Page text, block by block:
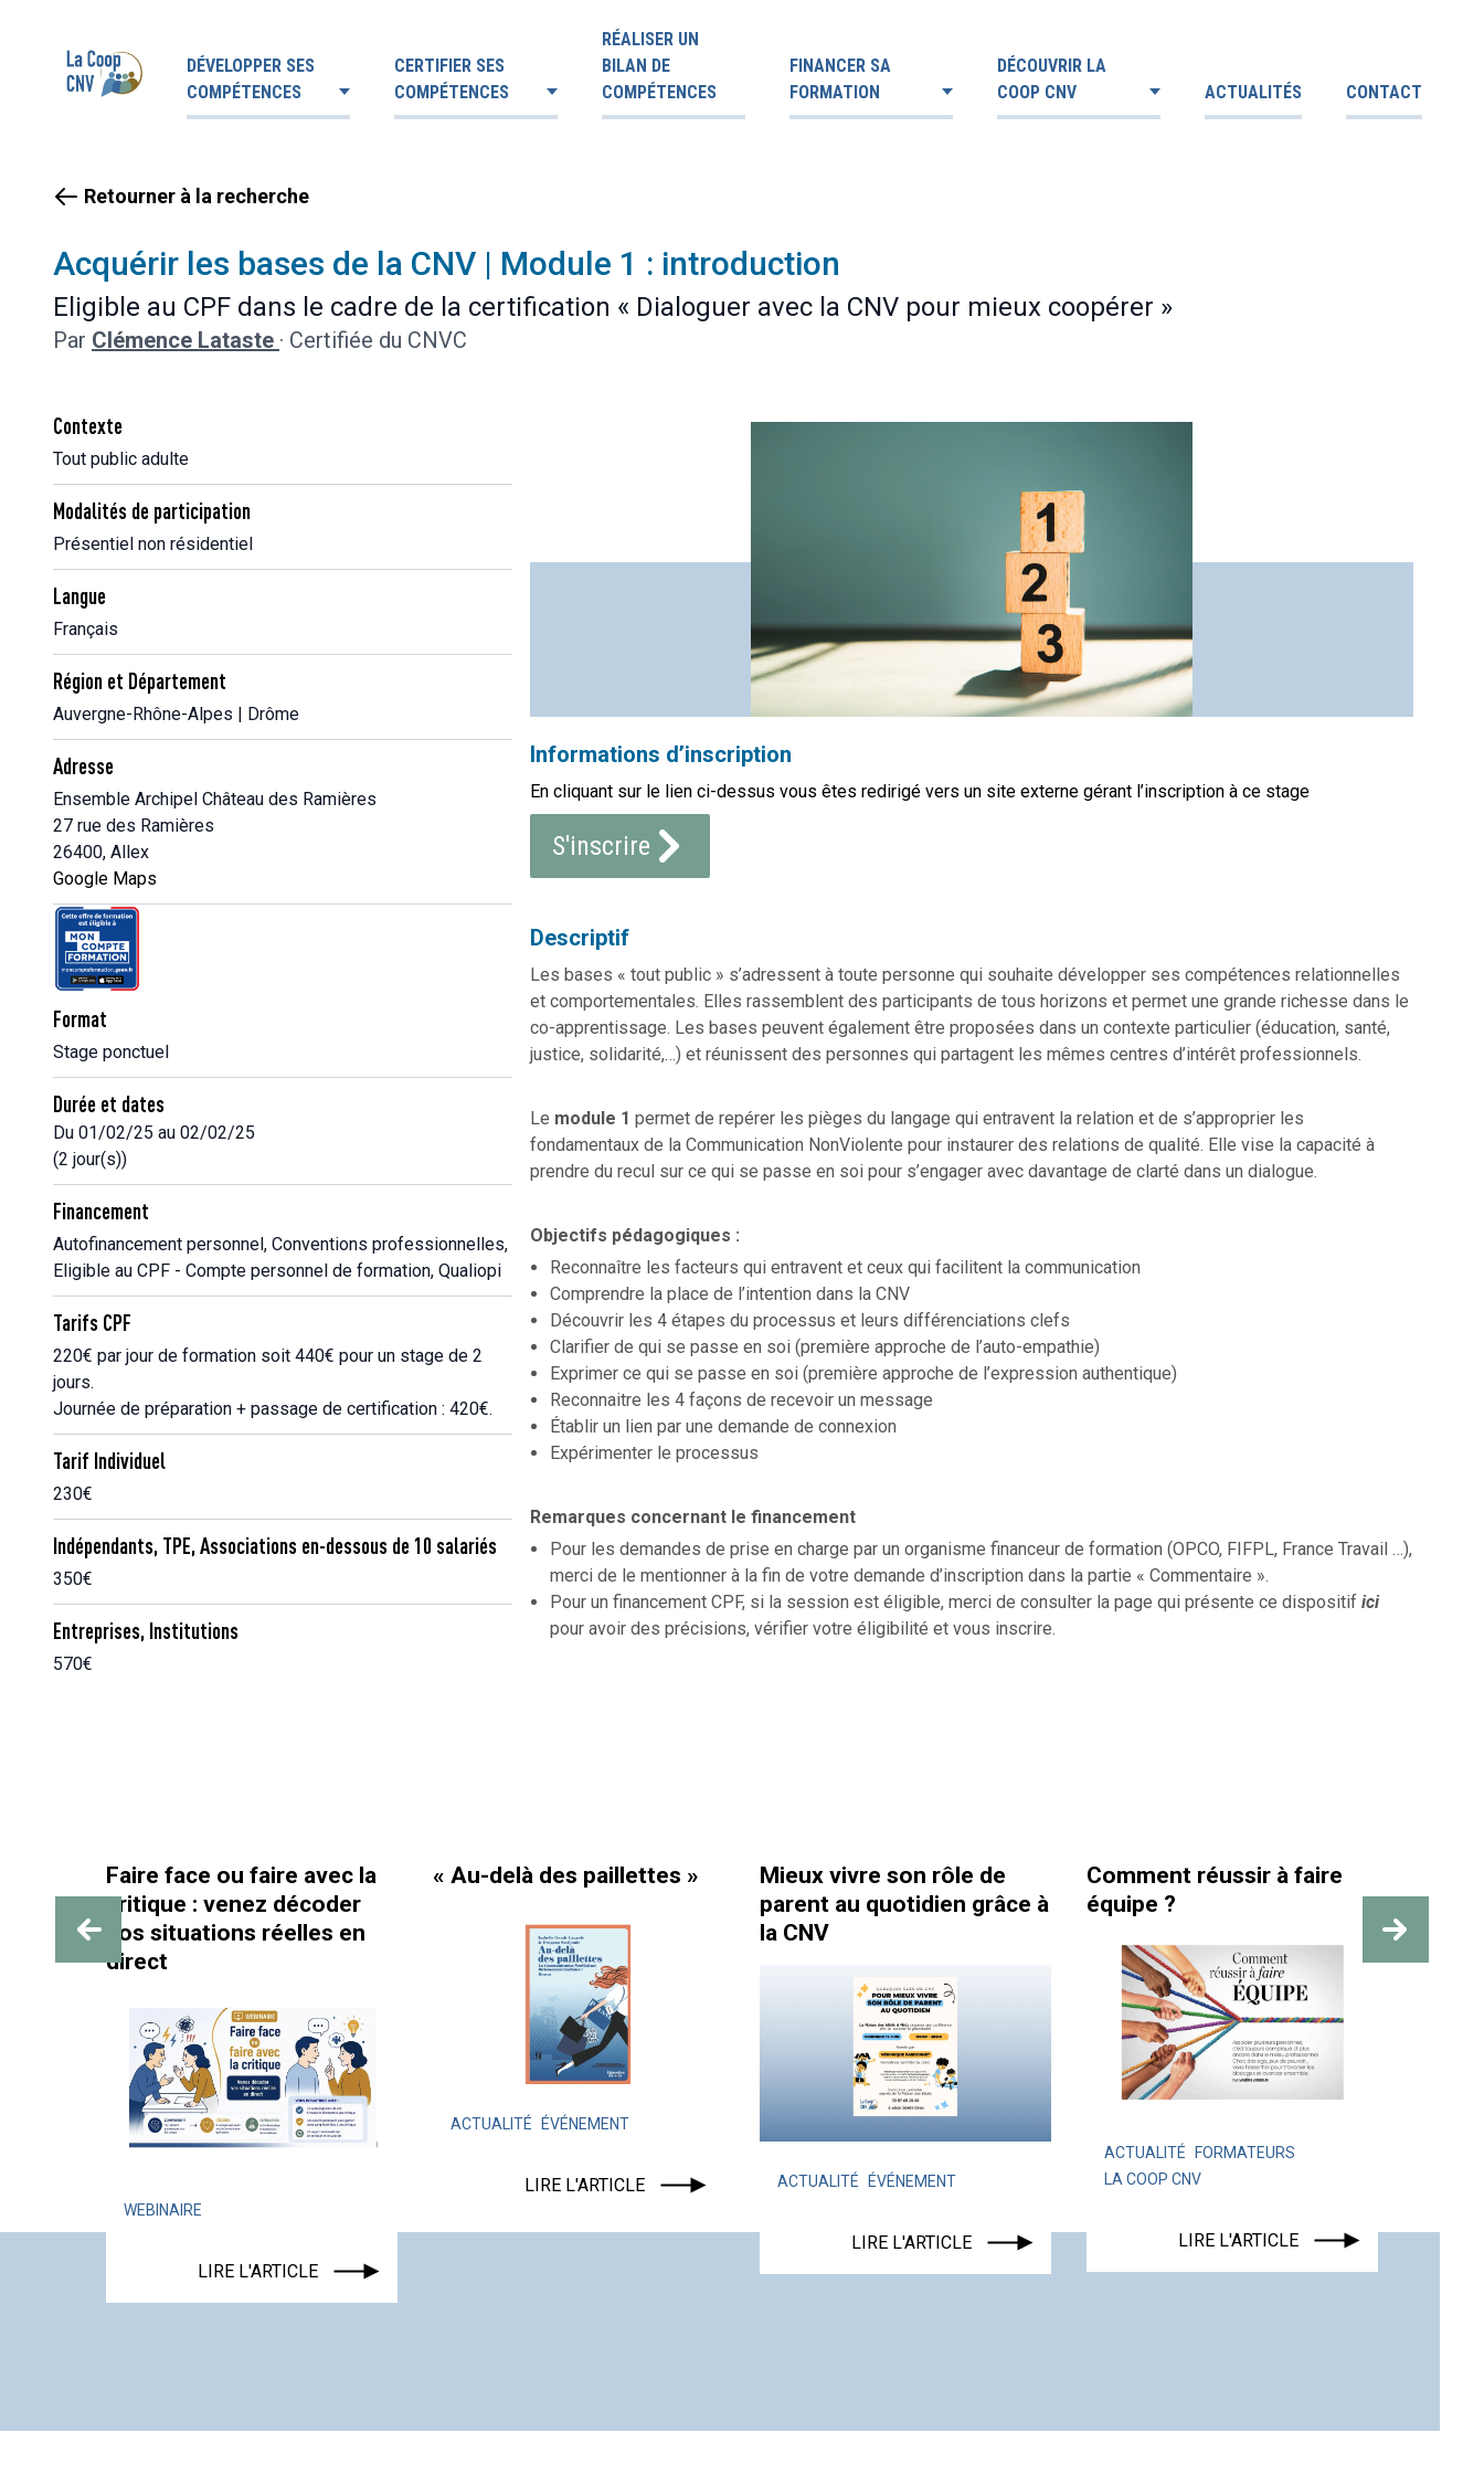
DÉVELOPPER SES
COMPÉTENCES
CERTIFIER SES
COMPÉTENCES
RÉALISER UN
BILAN DE
COMPÉTENCES
FINANCER SA
FORMATION
DÉCOUVRIR LA
COOP CNV
ACTUALITÉS CONTACT
Retourner à la recherche
Acquérir les bases de la CNV | Module 1 : introduction
Eligible au CPF dans le cadre de la certification « Dialoguer avec la CNV pour mieux coopérer »
Par Clémence Lataste · Certifiée du CNVC
Contexte
Tout public adulte
Modalités de participation
Présentiel non résidentiel
Langue
Français
Région et Département
Auvergne-Rhône-Alpes | Drôme
Adresse
Ensemble Archipel Château des Ramières
27 rue des Ramières
26400, Allex
Google Maps
Format
Stage ponctuel
Durée et dates
Du 01/02/25 au 02/02/25
(2 jour(s))
Financement
Autofinancement personnel, Conventions professionnelles,
Eligible au CPF - Compte personnel de formation, Qualiopi
Tarifs CPF
220€ par jour de formation soit 440€ pour un stage de 2
jours.
Journée de préparation + passage de certification : 420€.
Tarif Individuel
230€
Indépendants, TPE, Associations en-dessous de 10 salariés
350€
Entreprises, Institutions
570€
Informations d’inscription
En cliquant sur le lien ci-dessus vous êtes redirigé vers un site externe gérant l’inscription à ce stage
S'inscrire
Descriptif
Les bases « tout public » s’adressent à toute personne qui souhaite développer ses compétences relationnelles
et comportementales. Elles rassemblent des participants de tous horizons et permet une grande richesse dans le
co-apprentissage. Les bases peuvent également être proposées dans un contexte particulier (éducation, santé,
justice, solidarité,…) et réunissent des personnes qui partagent les mêmes centres d’intérêt professionnels.
Le module 1 permet de repérer les pièges du langage qui entravent la relation et de s’approprier les
fondamentaux de la Communication NonViolente pour instaurer des relations de qualité. Elle vise la capacité à
prendre du recul sur ce qui se passe en soi pour s’engager avec davantage de clarté dans un dialogue.
Objectifs pédagogiques :
Reconnaître les facteurs qui entravent et ceux qui facilitent la communication
Comprendre la place de l’intention dans la CNV
Découvrir les 4 étapes du processus et leurs différenciations clefs
Clarifier de qui se passe en soi (première approche de l’auto-empathie)
Exprimer ce qui se passe en soi (première approche de l’expression authentique)
Reconnaitre les 4 façons de recevoir un message
Établir un lien par une demande de connexion
Expérimenter le processus
Remarques concernant le financement
Pour les demandes de prise en charge par un organisme financeur de formation (OPCO, FIFPL, France Travail …),
merci de le mentionner à la fin de votre demande d’inscription dans la partie « Commentaire ».
Pour un financement CPF, si la session est éligible, merci de consulter la page qui présente ce dispositif ici
pour avoir des précisions, vérifier votre éligibilité et vous inscrire.
face ou faire avec la
: venez décoder
réelles en
« Au-delà des paillettes »
ACTUALITÉ ÉVÉNEMENT
Mieux vivre son rôle de
parent au quotidien grâce à
la CNV
ACTUALITÉ ÉVÉNEMENT
Comment réussir à faire
équipe ?
FORMATEURS
LA COOP CNV
LIRE L'ARTICLE
La santé et la
travail sont bien
des repères visibles
LIRE L'ARTICLE